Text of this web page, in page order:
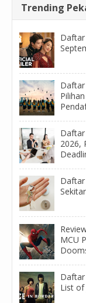
Trending
2026,
MCU
Daftar
List of